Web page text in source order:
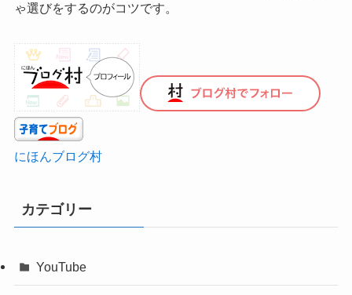
ゃ選びをするのがコツです。
にほんブログ村
カテゴリー
YouTube